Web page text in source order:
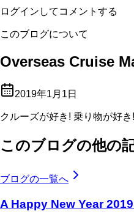
ログインしてコメントする
このブログについて
Overseas Cruise
2019年1月1日
クルーズが好き! 乗り物が好
このブログの他の
ブログの一覧へ
A Happy New Year